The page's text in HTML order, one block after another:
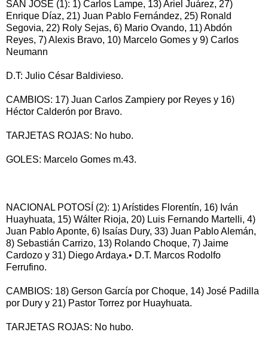
SAN JOSÉ (1): 1) Carlos Lampe, 13) Ariel Juárez, 27)
Enrique Díaz, 21) Juan Pablo Fernández, 25) Ronald
Segovia, 22) Roly Sejas, 6) Mario Ovando, 11) Abdón
Reyes, 7) Alexis Bravo, 10) Marcelo Gomes y 9) Carlos
Neumann
D.T: Julio César Baldivieso.
CAMBIOS: 17) Juan Carlos Zampiery por Reyes y 16)
Héctor Calderón por Bravo.
TARJETAS ROJAS: No hubo.
GOLES: Marcelo Gomes m.43.
NACIONAL POTOSÍ (2): 1) Arístides Florentín, 16) Iván
Huayhuata, 15) Wálter Rioja, 20) Luis Fernando Martelli, 4)
Juan Pablo Aponte, 6) Isaías Dury, 33) Juan Pablo Alemán,
8) Sebastián Carrizo, 13) Rolando Choque, 7) Jaime
Cardozo y 31) Diego Ardaya.• D.T. Marcos Rodolfo
Ferrufino.
CAMBIOS: 18) Gerson García por Choque, 14) José Padilla
por Dury y 21) Pastor Torrez por Huayhuata.
TARJETAS ROJAS: No hubo.